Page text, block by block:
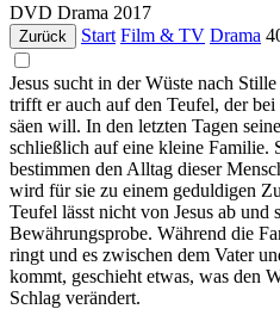
DVD Drama 2017
Zurück Start Film & TV Drama
Jesus sucht in der Wüste nach
trifft er auch auf den Teufel, der
säen will. In den letzten Tagen
schließlich auf eine kleine Familie.
bestimmen den Alltag dieser
wird für sie zu einem geduldigen
Teufel lässt nicht von Jesus ab und
Bewährungsprobe. Während die
ringt und es zwischen dem Vater
kommt, geschieht etwas, was den
Schlag verändert.